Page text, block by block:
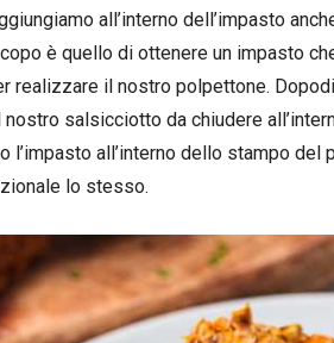
all’interno dell’impasto
è quello di ottenere un impasto
realizzare il nostro polpettone.
salsicciotto da chiudere
l’impasto all’interno dello stampo del
lo stesso.